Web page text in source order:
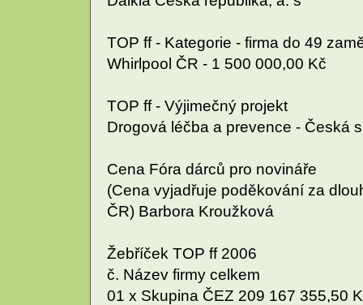
TOP ff - Kategorie - firma do 49
Whirlpool ČR - 1 500 000,00 Kč
TOP ff - Výjimečný projekt
Drogová léčba a prevence - Česká
Cena Fóra dárců pro novináře
(Cena vyjadřuje poděkování za
ČR) Barbora Kroužková
Žebříček TOP ff 2006
č. Název firmy celkem
01 x Skupina ČEZ 209 167 355,50